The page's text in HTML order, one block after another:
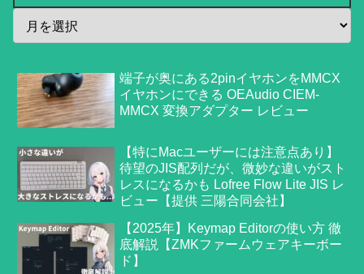
端子が奥にある2pinイヤホンをMMCX
イヤホンにできる OEAudio CIEM-
MMCX 変換アダプター レビュー
【特にMacユーザーには注意点あり】
待望のJIS配列だが、微妙な違いがスト
レスになるかも Lofree Flow Lite JIS レ
ビュー【提供 三陽合同会社】
【2025年】Keymap Editorの使い方 徹
底解説【ZMKファームウェアキーボー
ド】